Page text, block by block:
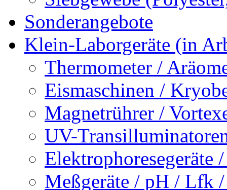
Sonderangebote
Klein-Laborgeräte (in
Thermometer /
Eismaschinen /
Magnetrührer /
UV-
Elektrophoresegeräte
Meßgeräte / pH / Lfk